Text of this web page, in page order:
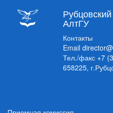
АлтГУ
Контакты
Email
Тел./факс +7
658225,